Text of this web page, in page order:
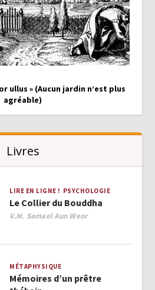
ullus » (Aucun jardin n’est plus
agréable)
Livres
LIRE EN LIGNE ! PSYCHOLOGIE
Le Collier du Bouddha
Author
V.M. Samael Aun Weor
MÉTAPHYSIQUE
Mémoires d’un prêtre